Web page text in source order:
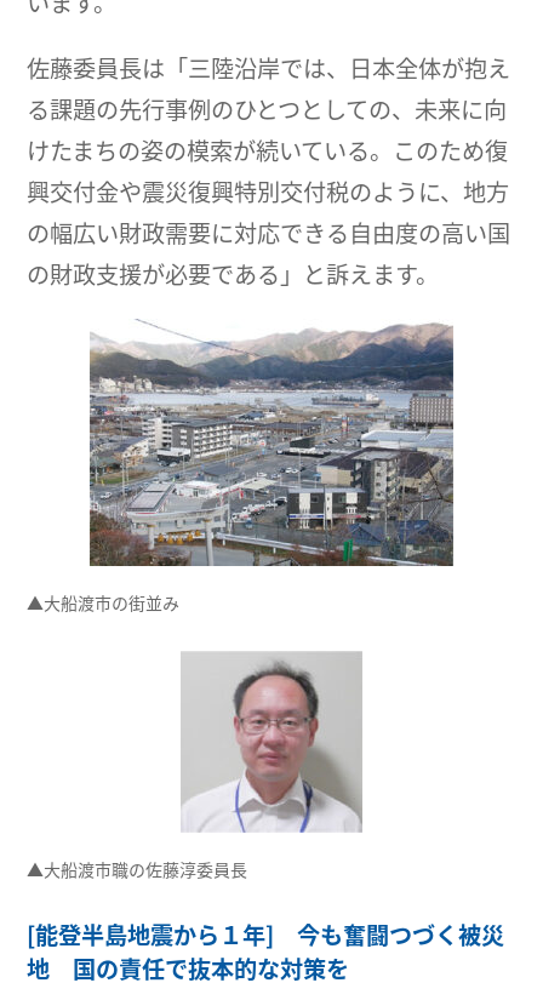
佐藤委員長は「三陸沿岸では、日本全体が抱え
る課題の先行事例のひとつとしての、未来に向
けたまちの姿の模索が続いている。このため復
興交付金や震災復興特別交付税のように、地方
の幅広い財政需要に対応できる自由度の高い国
の財政支援が必要である」と訴えます。
▲大船渡市の街並み
▲大船渡市職の佐藤淳委員長
[能登半島地震から１年] 今も奮闘つづく被災
地 国の責任で抜本的な対策を